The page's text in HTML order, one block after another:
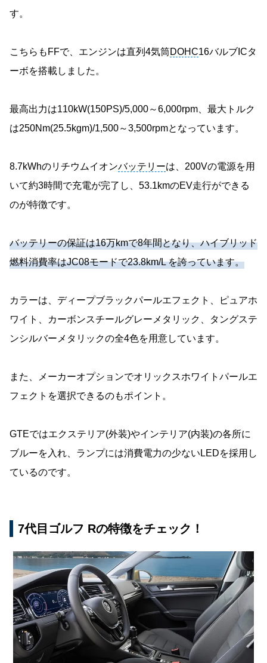
す。
こちらもFFで、エンジンは直列4気筒DOHC16バルブICタ
ーボを搭載しました。
最高出力は110kW(150PS)/5,000～6,000rpm、最大トルク
は250Nm(25.5kgm)/1,500～3,500rpmとなっています。
8.7kWhのリチウムイオンバッテリーは、200Vの電源を用
いて約3時間で充電が完了し、53.1kmのEV走行ができる
のが特徴です。
バッテリーの保証は16万kmで8年間となり、ハイブリッド
燃料消費率はJC08モードで23.8km/L を誇っています。
カラーは、ディープブラックパールエフェクト、ピュアホ
ワイト、カーボンスチールグレーメタリック、タングステ
ンシルバーメタリックの全4色を用意しています。
また、メーカーオプションでオリックスホワイトパールエ
フェクトを選択できるのもポイント。
GTEではエクステリア(外装)やインテリア(内装)の各所に
ブルーを入れ、ランプには消費電力の少ないLEDを採用し
ているのです。
7代目ゴルフ Rの特徴をチェック！